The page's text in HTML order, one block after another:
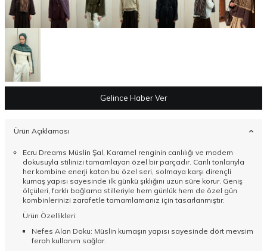
Gelince Haber Ver
Ürün Açıklaması
Ecru Dreams Müslin Şal, Karamel renginin canlılığı ve modern
dokusuyla stilinizi tamamlayan özel bir parçadır. Canlı tonlarıyla
her kombine enerji katan bu özel seri, solmaya karşı dirençli
kumaş yapısı sayesinde ilk günkü şıklığını uzun süre korur. Geniş
ölçüleri, farklı bağlama stilleriyle hem günlük hem de özel gün
kombinlerinizi zarafetle tamamlamanız için tasarlanmıştır.
Ürün Özellikleri:
Nefes Alan Doku: Müslin kumaşın yapısı sayesinde dört mevsim
ferah kullanım sağlar.